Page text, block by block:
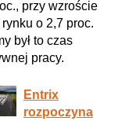
przy wzroście
rynku o 2,7 proc.
był to czas
pracy.
Entrix
rozpoczyna